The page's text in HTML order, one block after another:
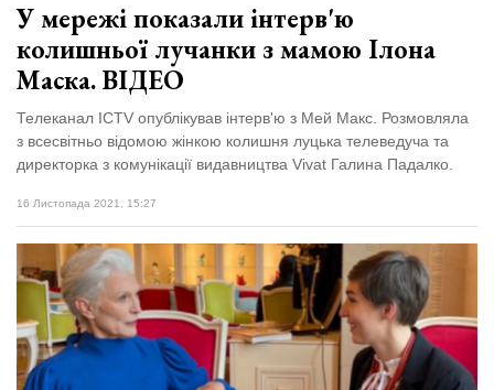
У мережі показали інтерв'ю
колишньої лучанки з мамою Ілона
Маска. ВІДЕО
Телеканал ICTV опублікував інтерв'ю з Мей Макс. Розмовляла
з всесвітньо відомою жінкою колишня луцька телеведуча та
директорка з комунікації видавництва Vivat Галина Падалко.
16 Листопада 2021, 15:27